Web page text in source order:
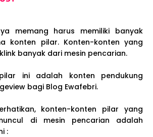
memang harus memiliki banyak
konten pilar. Konten-konten yang
banyak dari mesin pencarian.
ini adalah konten pendukung
bagi Blog Ewafebri.
konten-konten pilar yang
di mesin pencarian adalah
: